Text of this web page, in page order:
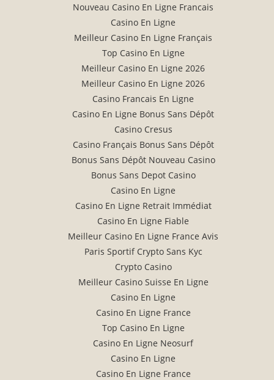
Nouveau Casino En Ligne Francais
Casino En Ligne
Meilleur Casino En Ligne Français
Top Casino En Ligne
Meilleur Casino En Ligne 2026
Meilleur Casino En Ligne 2026
Casino Francais En Ligne
Casino En Ligne Bonus Sans Dépôt
Casino Cresus
Casino Français Bonus Sans Dépôt
Bonus Sans Dépôt Nouveau Casino
Bonus Sans Depot Casino
Casino En Ligne
Casino En Ligne Retrait Immédiat
Casino En Ligne Fiable
Meilleur Casino En Ligne France Avis
Paris Sportif Crypto Sans Kyc
Crypto Casino
Meilleur Casino Suisse En Ligne
Casino En Ligne
Casino En Ligne France
Top Casino En Ligne
Casino En Ligne Neosurf
Casino En Ligne
Casino En Ligne France